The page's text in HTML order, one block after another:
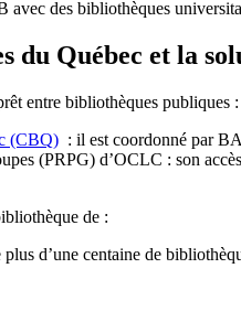
avec des bibliothèques
du Québec et la
entre bibliothèques publiques :
(CBQ) : il est coordonné par
(PRPG) d’OCLC : son
de :
d’une centaine de